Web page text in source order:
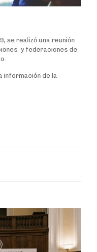
se realizó una reunión
y federaciones de
información de la